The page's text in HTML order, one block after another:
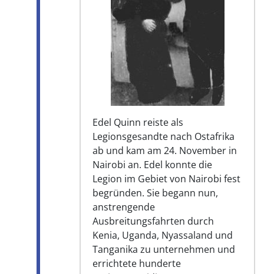
Edel Quinn reiste als
Legionsgesandte nach Ostafrika
ab und kam am 24. November in
Nairobi an. Edel konnte die
Legion im Gebiet von Nairobi fest
begründen. Sie begann nun,
anstrengende
Ausbreitungsfahrten durch
Kenia, Uganda, Nyassaland und
Tanganika zu unternehmen und
errichtete hunderte